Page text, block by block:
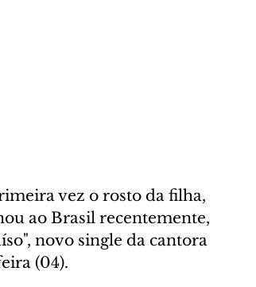
vez o rosto da filha,
ao Brasil recentemente,
novo single da cantora
(04).